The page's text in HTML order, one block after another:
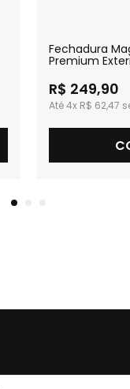
Fechadura
Premium
R$ 249,90
4x R$ 62,47